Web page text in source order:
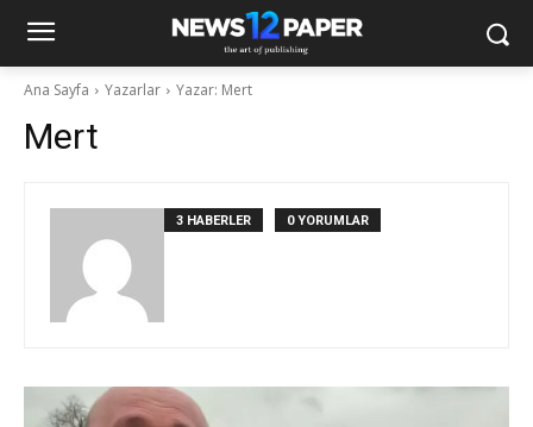
Ana Sayfa Yazarlar Yazar: Mert
Mert
3 HABERLER 0 YORUMLAR